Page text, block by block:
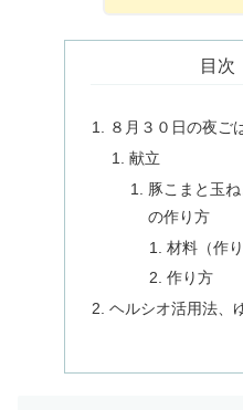
目次
８月３０日の夜ご
献立
豚こまと玉
の作り方
材料（作
作り方
ヘルシオ活用法、